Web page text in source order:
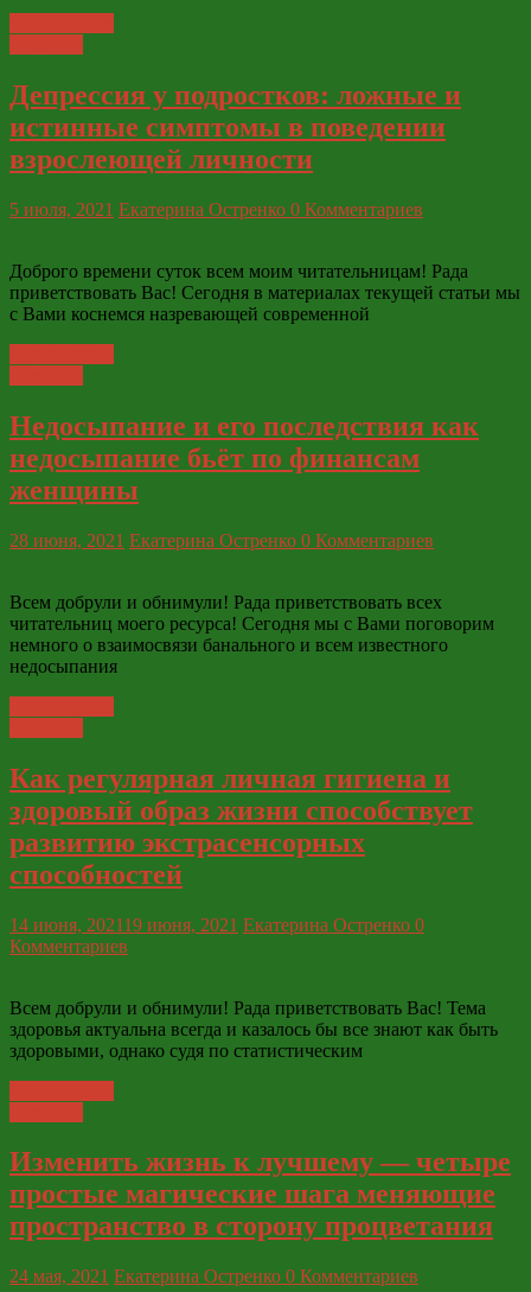
Депрессия у подростков: ложные и
истинные симптомы в поведении
взрослеющей личности
5 июля, 2021 Екатерина Остренко 0 Комментариев
Доброго времени суток всем моим читательницам! Рада
приветствовать Вас! Сегодня в материалах текущей статьи мы
с Вами коснемся назревающей современной
Недосыпание и его последствия как
недосыпание бьёт по финансам
женщины
28 июня, 2021 Екатерина Остренко 0 Комментариев
Всем добрули и обнимули! Рада приветствовать всех
читательниц моего ресурса! Сегодня мы с Вами поговорим
немного о взаимосвязи банального и всем известного
недосыпания
Как регулярная личная гигиена и
здоровый образ жизни способствует
развитию экстрасенсорных
способностей
14 июня, 202119 июня, 2021 Екатерина Остренко 0
Комментариев
Всем добрули и обнимули! Рада приветствовать Вас! Тема
здоровья актуальна всегда и казалось бы все знают как быть
здоровыми, однако судя по статистическим
Изменить жизнь к лучшему — четыре
простые магические шага меняющие
пространство в сторону процветания
24 мая, 2021 Екатерина Остренко 0 Комментариев